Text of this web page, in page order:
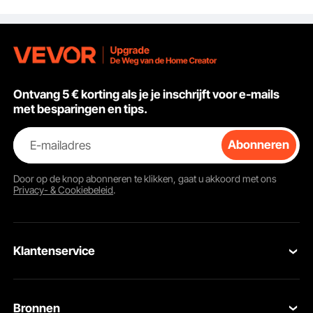
Het net heeft kleine gaasgaten met PE-gaas voor een sterke verdediging. Het is
Ontvang 5 € korting als je je inschrijft voor e-mails
met besparingen en tips.
E-mailadres Abonneren
Door op de knopabonneren te klikken, gaat u akkoord met ons
Privacy- & Cookiebeleid.
Klantenservice
Bronnen